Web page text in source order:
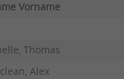
Vorname
Thomas
Alex